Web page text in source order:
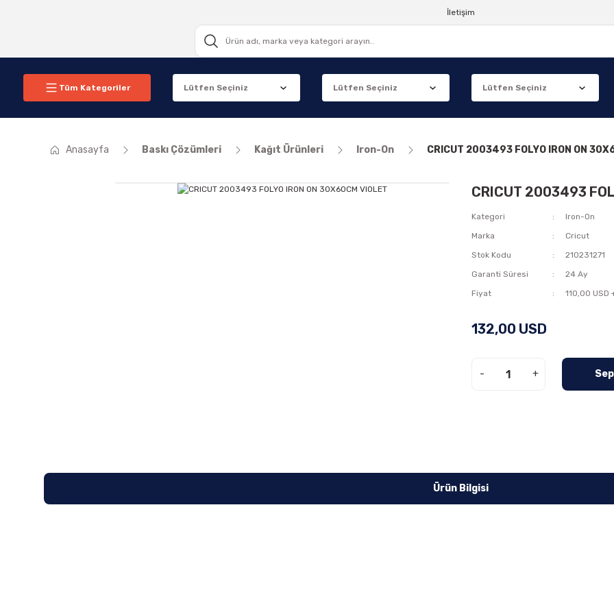
İletişim
Tüm Kategoriler
Anasayfa Baskı Çözümleri Kağıt Ürünleri Iron-On CRICUT 2003493 FOLYO IRON ON
CRICUT 2003493
Kategori
Iron-On
Marka
Cricut
Stok Kodu
210231271
Garanti Süresi
24 Ay
Fiyat
110,00 USD
132,00 USD
- +
Ürün Bilgisi